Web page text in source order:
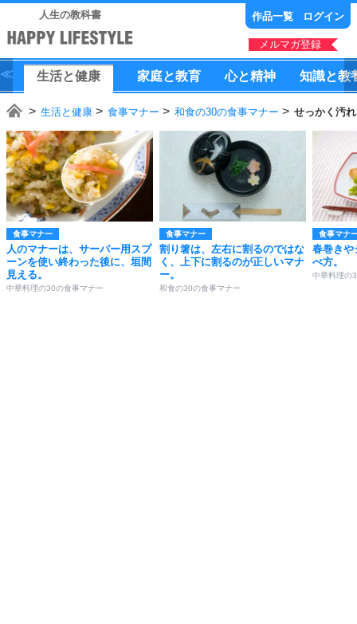
人生の教科書 作品一覧 ログイン
メルマガ登録
生活と健康 家庭と教育 心と精神 知識と教
生活と健康 食事マナー 和食の30の食事マナー せっかく汚
食事マナー
人のマナーは、サーバー用スプ
ーンを使い終わった後に、垣間
見える。
中華料理の30の食事マナー
食事マナー
割り箸は、左右に割るのではな
く、上下に割るのが正しいマナ
ー。
和食の30の食事マナー
食事マナ
春巻きや
べ方。
中華料理の